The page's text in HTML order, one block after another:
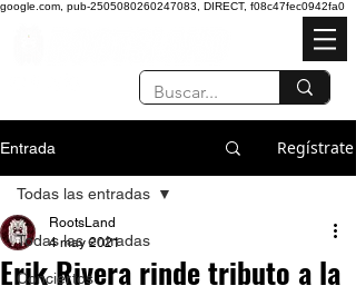
google.com, pub-2505080260247083, DIRECT, f08c47fec0942fa0
Entrada Regístrate
Todas las entradas
Conciertos
Todas las entradas
Erik Rivera rinde tributo a la
RootsLand
4 may 2021